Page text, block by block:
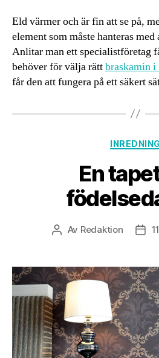
Eld värmer och är fin att se på,
element som måste hanteras
Anlitar man ett specialistföretag
behöver för välja rättbraskamin
får den att fungera på ett säkert
En
Inläggsförfattare
Av Redaktion